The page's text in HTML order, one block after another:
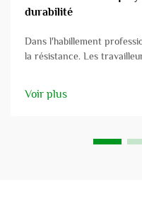
durabilité
Dans l'habillement
la résistance. Les
tissu en polyester coton
Voir plus